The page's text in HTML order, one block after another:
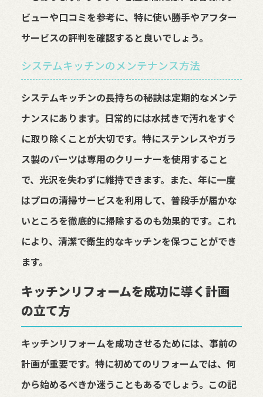
ビューや口コミを参考に、特に使い勝手やアフター
サービスの評判を確認すると良いでしょう。
システムキッチンのメンテナンス方法
システムキッチンの長持ちの秘訣は定期的なメンテ
ナンスにあります。日常的には水拭きで汚れをすぐ
に取り除くことが大切です。特にステンレスやガラ
ス製のパーツは専用のクリーナーを使用すること
で、光沢を失わずに維持できます。また、年に一度
はプロの清掃サービスを利用して、普段手が届かな
いところを徹底的に掃除するのも効果的です。これ
により、清潔で衛生的なキッチンを保つことができ
ます。
キッチンリフォームを成功に導く計画
の立て方
キッチンリフォームを成功させるためには、事前の
計画が重要です。特に初めてのリフォームでは、何
から始めるべきか迷うこともあるでしょう。この記